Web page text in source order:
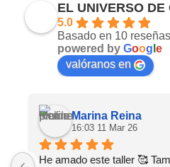
EL UNIVERSO DE
5.0
Basado en 10
powered by Goog e
valóranos en
Marina Reina
16:03 11 Mar 26
He amado este taller 🥰